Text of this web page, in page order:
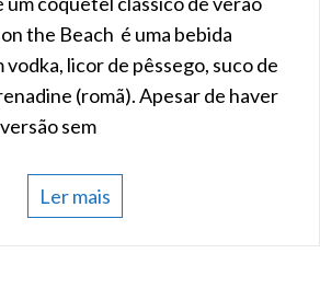
the Beach é uma bebida
licor de pêssego, suco de
(romã). Apesar de haver
sem
Ler mais